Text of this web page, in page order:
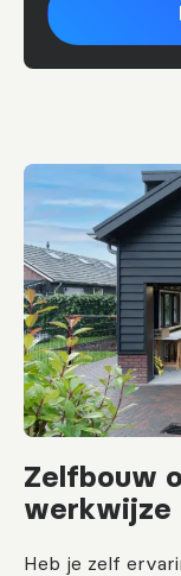
Zelfbouw
werkwijze
Heb je zelf